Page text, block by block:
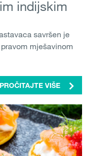
indijskim
savršen je
mješavinom
PROČITAJTE VIŠE